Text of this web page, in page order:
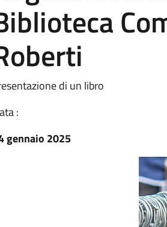
di un libro
:
gennaio 2025